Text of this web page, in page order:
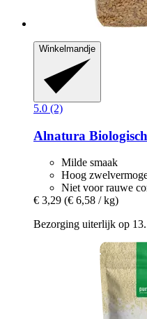
Winkelmandje
5.0 (2)
Alnatura
Milde smaak
Hoog
Niet voor rauwe
€ 3,29 (€ 6,58 / kg)
Bezorging uiterlijk op 13.